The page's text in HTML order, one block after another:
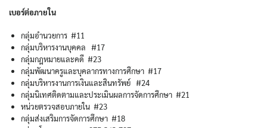
เบอร์ต่อภายใน
กลุ่มอำนวยการ #11
กลุ่มบริหารงานบุคคล #17
กลุ่มกฎหมายและคดี #23
กลุ่มพัฒนาครูและบุคลากรทางการศึกษา #17
กลุ่มบริหารงานการเงินและสินทรัพย์ #24
กลุ่มนิเทศติดตามและประเมินผลการจัดการศึกษา #21
หน่วยตรวจสอบภายใน #23
กลุ่มส่งเสริมการจัดการศึกษา #18